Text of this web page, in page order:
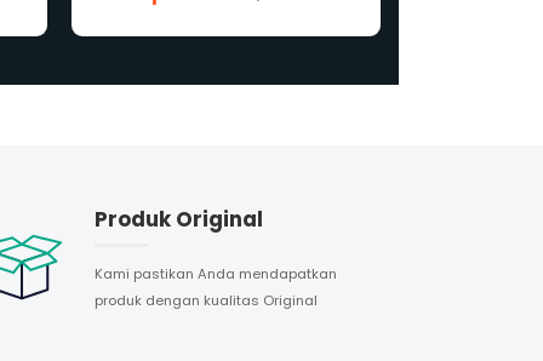
Produk Original
Kami pastikan Anda mendapatkan
produk dengan kualitas Original